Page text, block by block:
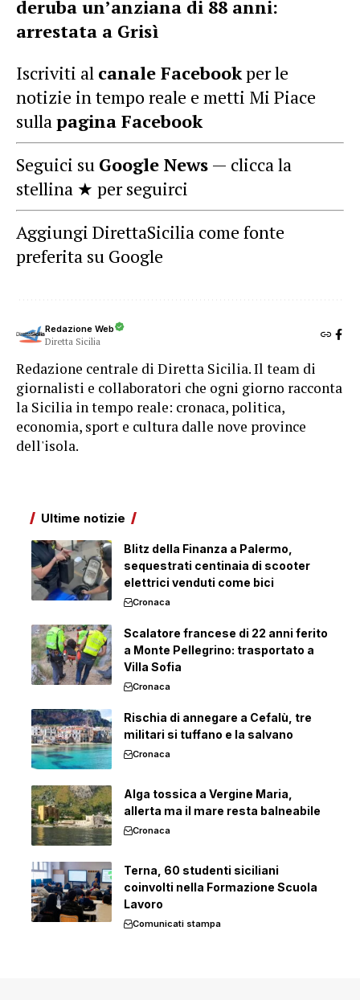
deruba un’anziana di 88 anni:
arrestata a Grisì
Iscriviti al canale Facebookper le
notizie in tempo reale e metti Mi Piace
sullapagina Facebook
Seguici su Google News — clicca la
stellina ★ per seguirci
Aggiungi DirettaSicilia come fonte
preferita su Google
Redazione Web
Diretta Sicilia
Redazione centrale di Diretta Sicilia. Il team di
giornalisti e collaboratori che ogni giorno racconta
la Sicilia in tempo reale: cronaca, politica,
economia, sport e cultura dalle nove province
dell'isola.
Ultime notizie
Blitz della Finanza a Palermo,
sequestrati centinaia di scooter
elettrici venduti come bici
Cronaca
Scalatore francese di 22 anni ferito
a Monte Pellegrino: trasportato a
Villa Sofia
Cronaca
Rischia di annegare a Cefalù, tre
militari si tuffano e la salvano
Cronaca
Alga tossica a Vergine Maria,
allerta ma il mare resta balneabile
Cronaca
Terna, 60 studenti siciliani
coinvolti nella Formazione Scuola
Lavoro
Comunicati stampa